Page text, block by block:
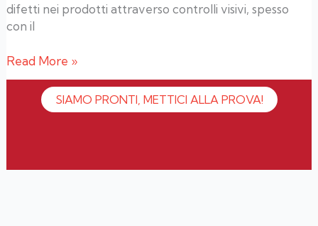
difetti nei prodotti attraverso controlli visivi, spesso
con il
Read More »
SIAMO PRONTI, METTICI ALLA PROVA!